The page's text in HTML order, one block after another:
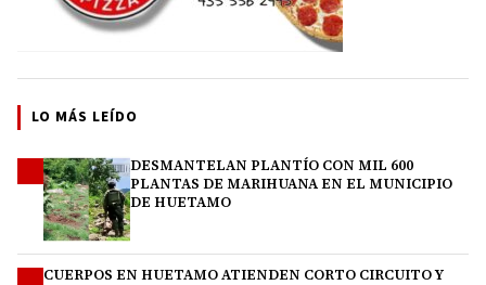
LO MÁS LEÍDO
DESMANTELAN PLANTÍO CON MIL 600
PLANTAS DE MARIHUANA EN EL MUNICIPIO
DE HUETAMO
CUERPOS EN HUETAMO ATIENDEN CORTO CIRCUITO Y